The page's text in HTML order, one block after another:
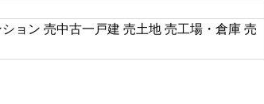
ョン 売中古一戸建 売土地 売工場・倉庫 売